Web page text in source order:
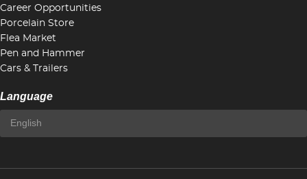
Career Opportunities
Porcelain Store
Flea Market
Pen and Hammer
Cars & Trailers
Language